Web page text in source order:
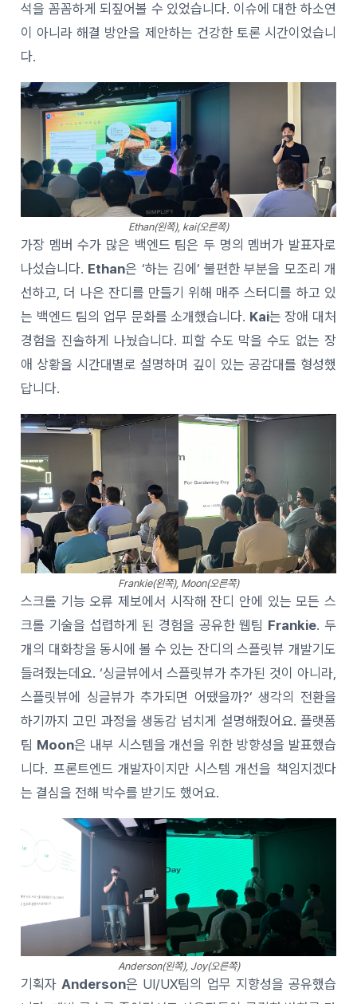
석을 꼼꼼하게 되짚어볼 수 있었습니다. 이슈에 대한 하소연
이 아니라 해결 방안을 제안하는 건강한 토론 시간이었습니
다.
Ethan(왼쪽), kai(오른쪽)
가장 멤버 수가 많은 백엔드 팀은 두 명의 멤버가 발표자로
나섰습니다. Ethan은 ‘하는 김에’ 불편한 부분을 모조리 개
선하고, 더 나은 잔디를 만들기 위해 매주 스터디를 하고 있
는 백엔드 팀의 업무 문화를 소개했습니다. Kai는 장애 대처
경험을 진솔하게 나눴습니다. 피할 수도 막을 수도 없는 장
애 상황을 시간대별로 설명하며 깊이 있는 공감대를 형성했
답니다.
Frankie(왼쪽), Moon(오른쪽)
스크롤 기능 오류 제보에서 시작해 잔디 안에 있는 모든 스
크롤 기술을 섭렵하게 된 경험을 공유한 웹팀 Frankie. 두
개의 대화창을 동시에 볼 수 있는 잔디의 스플릿뷰 개발기도
들려줬는데요. ‘싱글뷰에서 스플릿뷰가 추가된 것이 아니라,
스플릿뷰에 싱글뷰가 추가되면 어땠을까?’ 생각의 전환을
하기까지 고민 과정을 생동감 넘치게 설명해줬어요. 플랫폼
팀 Moon은 내부 시스템을 개선을 위한 방향성을 발표했습
니다. 프론트엔드 개발자이지만 시스템 개선을 책임지겠다
는 결심을 전해 박수를 받기도 했어요.
Anderson(왼쪽), Joy(오른쪽)
기획자Anderson은 UI/UX팀의 업무 지향성을 공유했습